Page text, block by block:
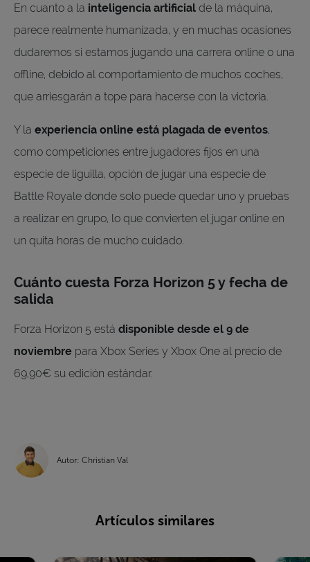
En cuanto a la inteligencia artificial de la máquina,
parece realmente humanizada, y en muchas ocasiones
dudaremos si estamos jugando una carrera online o una
offline, debido al comportamiento de muchos coches,
que arriesgarán a tope para hacerse con la victoria.
Y la experiencia online está plagada de eventos,
como competiciones entre jugadores fijos en una
especie de liguilla, opción de jugar una especie de
Battle Royale donde solo puede quedar uno y pruebas
a realizar en grupo, lo que convierten el jugar online en
un quita horas de mucho cuidado.
Cuánto cuesta Forza Horizon 5 y fecha de
salida
Forza Horizon 5 está disponible desde el 9 de
noviembre para Xbox Series y Xbox One al precio de
69,90€ su edición estándar.
Autor: Christian Val
Artículos similares